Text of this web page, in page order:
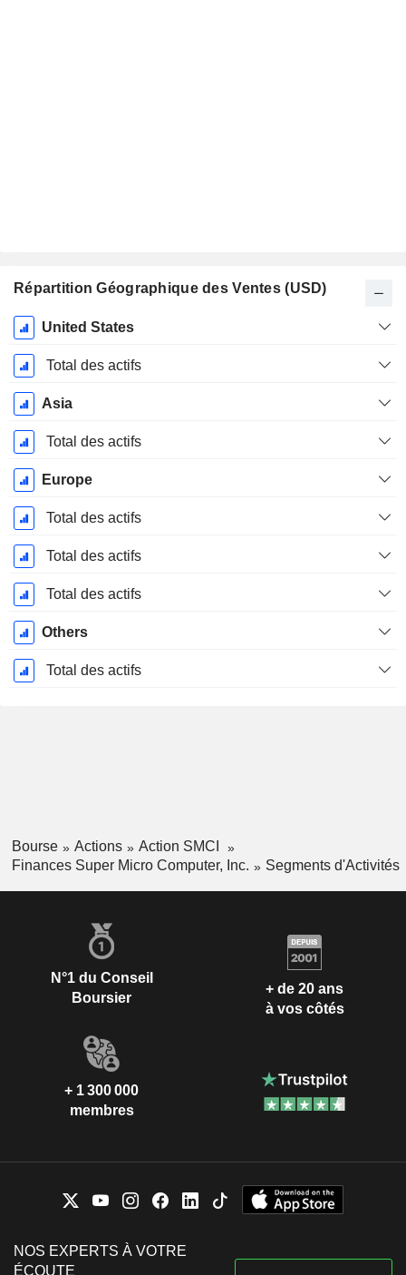
Répartition Géographique des Ventes (USD)
Période
Fiscale:
Juin
United States
Total des actifs
Asia
Total des actifs
Europe
Total des actifs
Total des actifs
Total des actifs
Others
Total des actifs
Bourse Actions
Action SMCI
Finances Super Micro Computer, Inc.
Segments d'Activités
N°1 du Conseil
Boursier
+ de 20 ans
à vos côtés
+ 1 300 000
membres
NOS EXPERTS À VOTRE
ÉCOUTE